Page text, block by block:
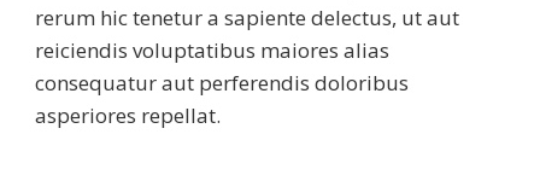
rerum hic tenetur a sapiente delectus, ut aut
reiciendis voluptatibus maiores alias
consequatur aut perferendis doloribus
asperiores repellat.